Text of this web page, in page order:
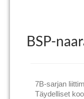
BSP-
7B-sarjan
Täydelliset